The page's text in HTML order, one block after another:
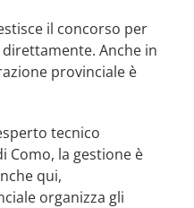
il concorso per
Anche in
provinciale è
tecnico
Como, la gestione è
qui,
organizza gli